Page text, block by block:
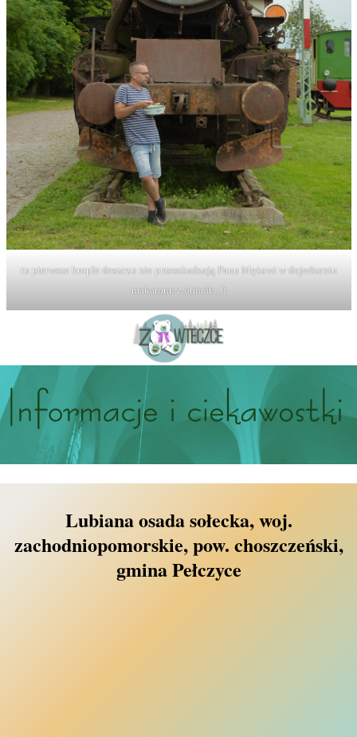
tu pierwsze krople deszczu nie przeszkadzają Panu Mężowi w dojedzeniu
makaronu z obiadu ; )
Lubiana osada sołecka, woj.
zachodniopomorskie, pow. choszczeński,
gmina Pełczyce